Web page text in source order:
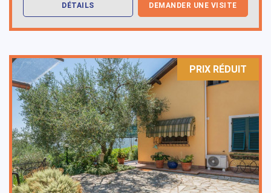
DÉTAILS DEMANDER UNE VISITE
PRIX ​​RÉDUIT